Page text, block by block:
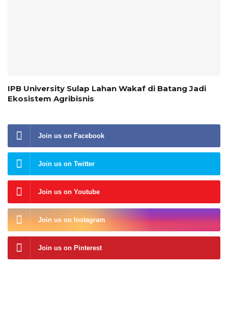
IPB University Sulap Lahan Wakaf di Batang Jadi
Ekosistem Agribisnis
Join us on Facebook
Join us on Twitter
Join us on Youtube
Join us on Instagram
Join us on Pinterest